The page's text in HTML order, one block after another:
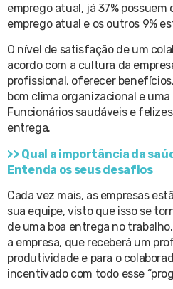
emprego atual, já 37%
emprego atual e os outros 9%
O nível de satisfação de um
acordo com a cultura da
profissional, oferecer
bom clima organizacional e
Funcionários saudáveis e
entrega.
>> Qual a importância da
Entenda os seus desafios
Cada vez mais, as empresas
sua equipe, visto que isso se
de uma boa entrega no
a empresa, que receberá um
produtividade e para o
incentivado com todo esse